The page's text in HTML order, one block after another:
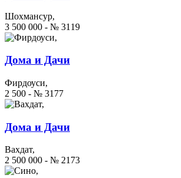
Шохмансур,
3 500 000 - № 3119
Дома и Дачи
Фирдоуси,
2 500 - № 3177
Дома и Дачи
Вахдат,
2 500 000 - № 2173